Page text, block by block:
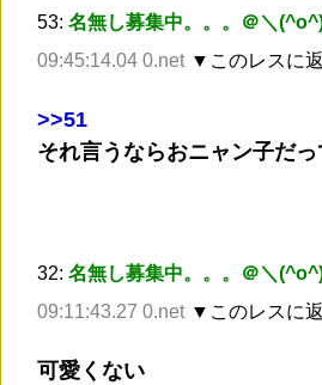
53: 名無し募集中。。。＠＼
09:45:14.04 0.net ▼このレスに
>>51
それ言うならおニャン子だっ
32: 名無し募集中。。。＠＼
09:11:43.27 0.net ▼このレスに
可愛くない